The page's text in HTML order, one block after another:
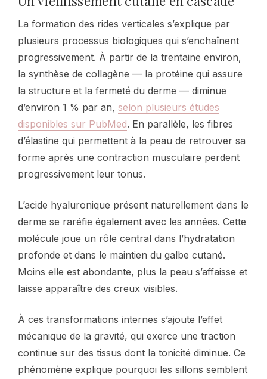
La formation des rides verticales s’explique par
plusieurs processus biologiques qui s’enchaînent
progressivement. À partir de la trentaine environ,
la synthèse de collagène — la protéine qui assure
la structure et la fermeté du derme — diminue
d’environ 1 % par an, selon plusieurs études
disponibles sur PubMed. En parallèle, les fibres
d’élastine qui permettent à la peau de retrouver sa
forme après une contraction musculaire perdent
progressivement leur tonus.
L’acide hyaluronique présent naturellement dans le
derme se raréfie également avec les années. Cette
molécule joue un rôle central dans l’hydratation
profonde et dans le maintien du galbe cutané.
Moins elle est abondante, plus la peau s’affaisse et
laisse apparaître des creux visibles.
À ces transformations internes s’ajoute l’effet
mécanique de la gravité, qui exerce une traction
continue sur des tissus dont la tonicité diminue. Ce
phénomène explique pourquoi les sillons semblent